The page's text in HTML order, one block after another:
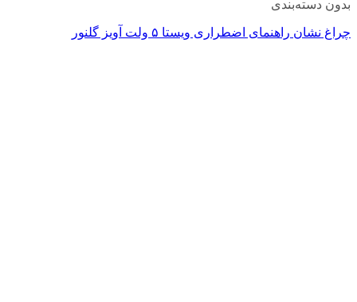
بدون دسته‌بندی
چراغ نشان راهنمای اضطراری ویستا ۵ ولت آویز گلنور